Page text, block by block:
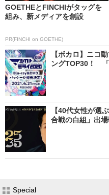
GOETHEとFINCHIがタッグを
組み、新メディアを創設
PR(FINCHI on GOETHE)
【ボカロ】ニコ
ングTOP30！
【40代女性が選
合戦の白組」出
Special